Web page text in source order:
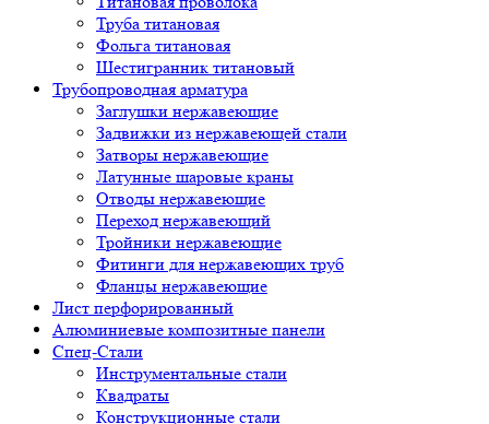
Труба титановая
Фольга титановая
Шестигранник титановый
Трубопроводная арматура
Заглушки нержавеющие
Задвижки из нержавеющей стали
Затворы нержавеющие
Латунные шаровые краны
Отводы нержавеющие
Переход нержавеющий
Тройники нержавеющие
Фитинги для нержавеющих труб
Фланцы нержавеющие
Лист перфорированный
Алюминиевые композитные панели
Спец-Стали
Инструментальные стали
Квадраты
Конструкционные стали